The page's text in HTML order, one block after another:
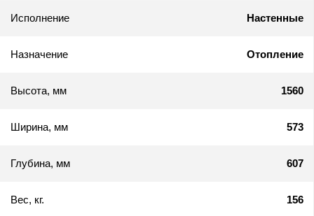
Исполнение Настенные
Назначение Отопление
Высота, мм 1560
Ширина, мм 573
Глубина, мм 607
Вес, кг. 156